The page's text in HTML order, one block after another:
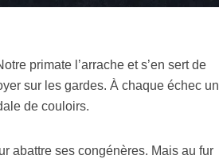
primate l’arrache et s’en sert de
sur les gardes. À chaque échec un
de couloirs.
abattre ses congénères. Mais au fur